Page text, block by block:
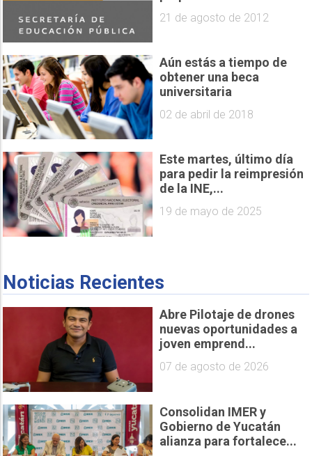
21 de agosto de 2012
Aún estás a tiempo de
obtener una beca
universitaria
02 de abril de 2018
Este martes, último día
para pedir la reimpresión
de la INE,...
19 de mayo de 2025
Noticias Recientes
Abre Pilotaje de drones
nuevas oportunidades a
joven emprend...
07 de agosto de 2026
Consolidan IMER y
Gobierno de Yucatán
alianza para fortalece...